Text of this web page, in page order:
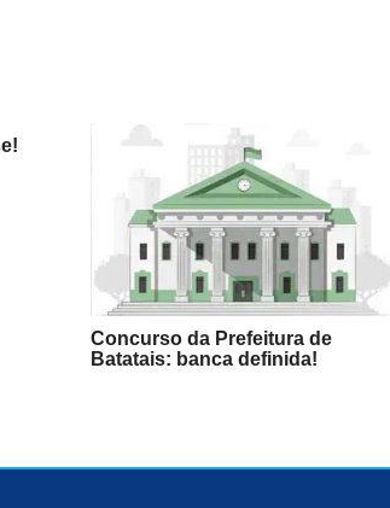
Concurso da Prefeitura de
Batatais: banca definida!